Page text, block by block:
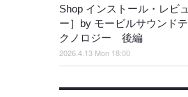
Shop インストール・レビュ
ー］by モービルサウンドテ
クノロジー 後編
2026.4.13 Mon 18:00